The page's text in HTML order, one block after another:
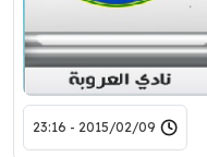
2015/02/09 - 23:16